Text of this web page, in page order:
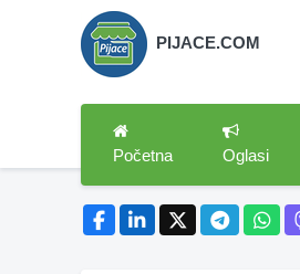
PIJACE.COM
Početna Oglasi